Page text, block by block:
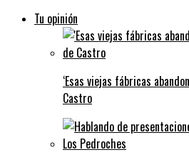
Tu opinión
‘Esas viejas fábricas
Castro